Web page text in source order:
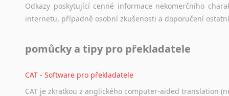
Odkazy poskytující cenné informace nekomerčního
internetu, případně osobní zkušenosti a doporučení
pomůcky a tipy pro překladatele
CAT - Software pro překladatele
CAT je zkratkou z anglického computer-aided translation